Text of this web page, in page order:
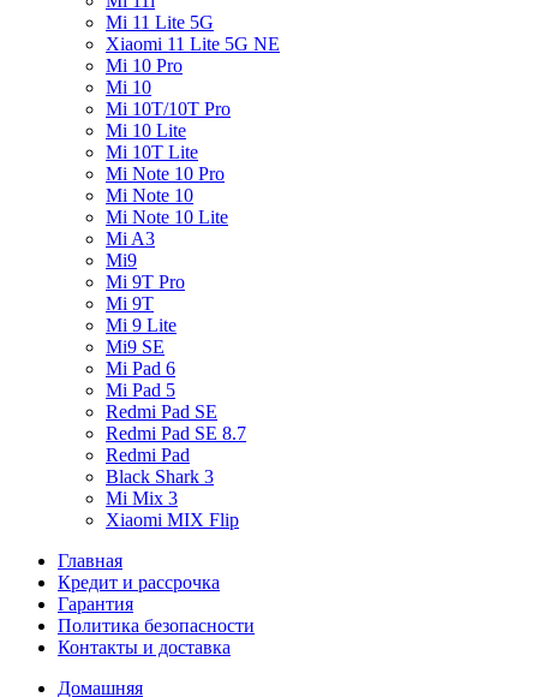
Mi 11 Lite 5G
Xiaomi 11 Lite 5G NE
Mi 10 Pro
Mi 10
Mi 10T/10T Pro
Mi 10 Lite
Mi 10T Lite
Mi Note 10 Pro
Mi Note 10
Mi Note 10 Lite
Mi A3
Mi9
Mi 9T Pro
Mi 9T
Mi 9 Lite
Mi9 SE
Mi Pad 6
Mi Pad 5
Redmi Pad SE
Redmi Pad SE 8.7
Redmi Pad
Black Shark 3
Mi Mix 3
Xiaomi MIX Flip
Главная
Кредит и рассрочка
Гарантия
Политика безопасности
Контакты и доставка
Домашняя